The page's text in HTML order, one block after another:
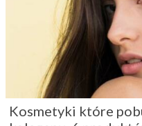
Kosmetyki które